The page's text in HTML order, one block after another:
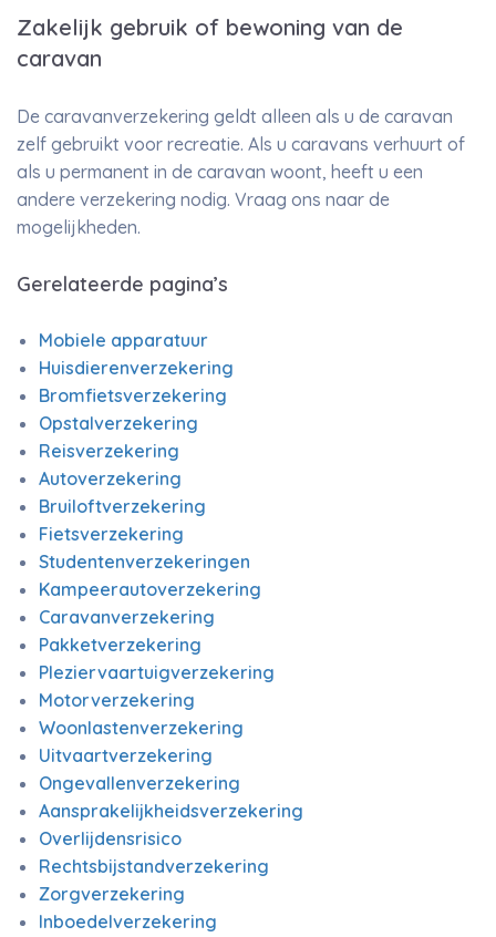
Zakelijk gebruik of bewoning van de
caravan
De caravanverzekering geldt alleen als u de caravan
zelf gebruikt voor recreatie. Als u caravans verhuurt of
als u permanent in de caravan woont, heeft u een
andere verzekering nodig. Vraag ons naar de
mogelijkheden.
Gerelateerde pagina’s
Mobiele apparatuur
Huisdierenverzekering
Bromfietsverzekering
Opstalverzekering
Reisverzekering
Autoverzekering
Bruiloftverzekering
Fietsverzekering
Studentenverzekeringen
Kampeerautoverzekering
Caravanverzekering
Pakketverzekering
Pleziervaartuigverzekering
Motorverzekering
Woonlastenverzekering
Uitvaartverzekering
Ongevallenverzekering
Aansprakelijkheidsverzekering
Overlijdensrisico
Rechtsbijstandverzekering
Zorgverzekering
Inboedelverzekering